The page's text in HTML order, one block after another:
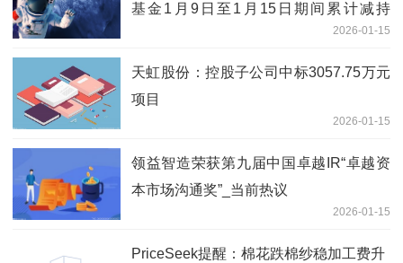
基金1月9日至1月15日期间累计减持
2026-01-15
天虹股份：控股子公司中标3057.75万元
项目
2026-01-15
领益智造荣获第九届中国卓越IR“卓越资
本市场沟通奖”_当前热议
2026-01-15
PriceSeek提醒：棉花跌棉纱稳加工费升